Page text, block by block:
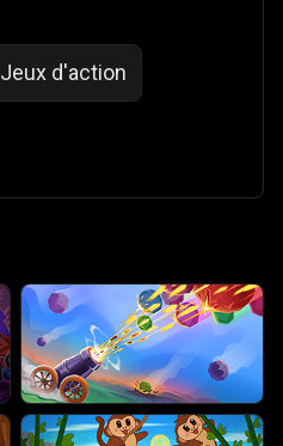
Jeux d'action